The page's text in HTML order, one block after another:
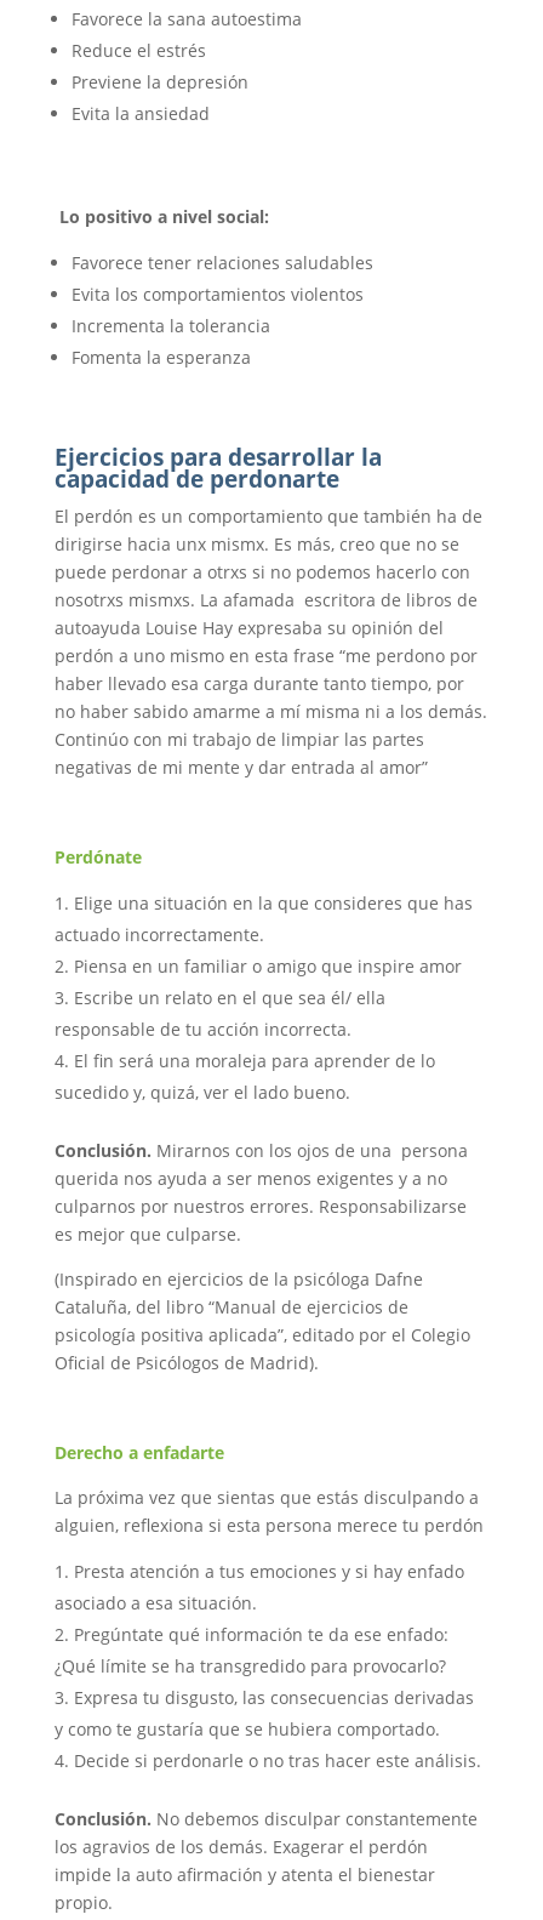
Favorece la sana autoestima
Reduce el estrés
Previene la depresión
Evita la ansiedad
Lo positivo a nivel social:
Favorece tener relaciones saludables
Evita los comportamientos violentos
Incrementa la tolerancia
Fomenta la esperanza
Ejercicios para desarrollar la
capacidad de perdonarte
El perdón es un comportamiento que también ha de
dirigirse hacia unx mismx. Es más, creo que no se
puede perdonar a otrxs si no podemos hacerlo con
nosotrxs mismxs. La afamada escritora de libros de
autoayuda Louise Hay expresaba su opinión del
perdón a uno mismo en esta frase “me perdono por
haber llevado esa carga durante tanto tiempo, por
no haber sabido amarme a mí misma ni a los demás.
Continúo con mi trabajo de limpiar las partes
negativas de mi mente y dar entrada al amor”
Perdónate
Elige una situación en la que consideres que has
actuado incorrectamente.
Piensa en un familiar o amigo que inspire amor
Escribe un relato en el que sea él/ ella
responsable de tu acción incorrecta.
El fin será una moraleja para aprender de lo
sucedido y, quizá, ver el lado bueno.
Conclusión. Mirarnos con los ojos de una persona
querida nos ayuda a ser menos exigentes y a no
culparnos por nuestros errores. Responsabilizarse
es mejor que culparse.
(Inspirado en ejercicios de la psicóloga Dafne
Cataluña, del libro “Manual de ejercicios de
psicología positiva aplicada”, editado por el Colegio
Oficial de Psicólogos de Madrid).
Derecho a enfadarte
La próxima vez que sientas que estás disculpando a
alguien, reflexiona si esta persona merece tu perdón
Presta atención a tus emociones y si hay enfado
asociado a esa situación.
Pregúntate qué información te da ese enfado:
¿Qué límite se ha transgredido para provocarlo?
Expresa tu disgusto, las consecuencias derivadas
y como te gustaría que se hubiera comportado.
Decide si perdonarle o no tras hacer este análisis.
Conclusión. No debemos disculpar constantemente
los agravios de los demás. Exagerar el perdón
impide la auto afirmación y atenta el bienestar
propio.